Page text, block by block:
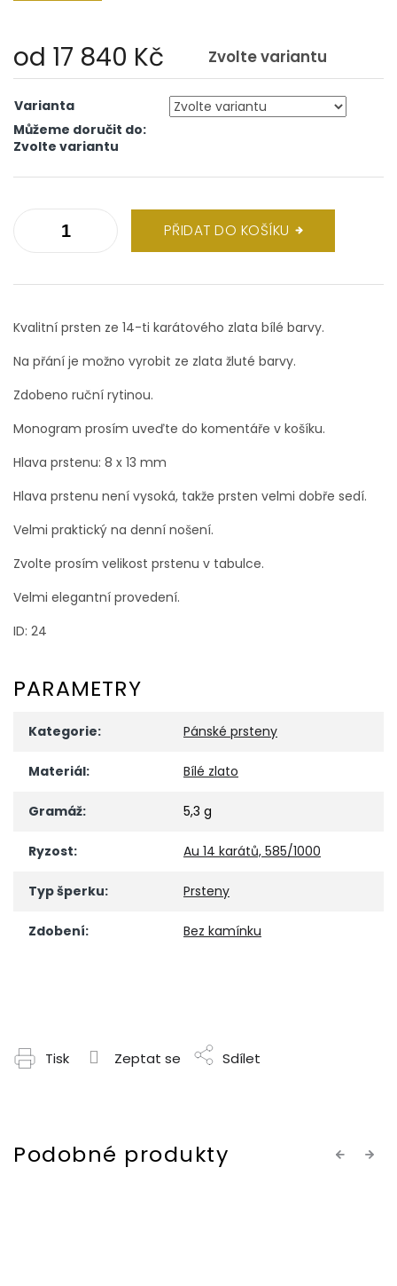
od 17 840 Kč Zvolte variantu
cena:
Varianta
Můžeme doručit do:
Zvolte variantu
PŘIDAT DO KOŠÍKU
Kvalitní prsten ze 14-ti karátového zlata bílé barvy.
Na přání je možno vyrobit ze zlata žluté barvy.
Zdobeno ruční rytinou.
Monogram prosím uveďte do komentáře v košíku.
Hlava prstenu: 8 x 13 mm
Hlava prstenu není vysoká, takže prsten velmi dobře sedí.
Velmi praktický na denní nošení.
Zvolte prosím velikost prstenu v tabulce.
Velmi elegantní provedení.
ID: 24
PARAMETRY
Kategorie: Pánské prsteny
Materiál: Bílé zlato
Gramáž: 5,3 g
Ryzost: Au 14 karátů, 585/1000
Typ šperku: Prsteny
Zdobení: Bez kamínku
Tisk Zeptat se Sdílet
Previous
Next